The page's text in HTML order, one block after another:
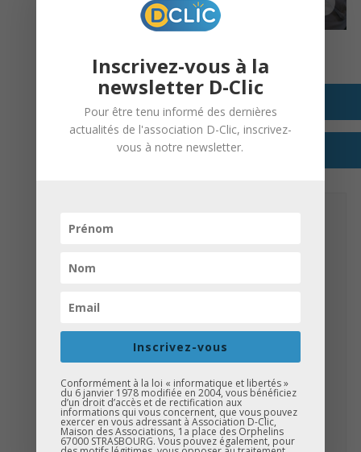
+ GOOGLE AGENDA
+ EXPORTER VERS ICAL
Time:
Catégorie d’Évènement:
ORGANISATEUR
Association D-Clic
Phone:
03.69.14.46.82
Website:
http://www.dclic.asso.fr/actions/caravane-de-
Inscrivez-vous à la
newsletter D-Clic
Pour être tenu informé des dernières
actualités de l'association D-Clic, inscrivez-
vous à notre newsletter.
Inscrivez-vous
Conformément à la loi « informatique et libertés »
du 6 janvier 1978 modifiée en 2004, vous bénéficiez
d’un droit d’accès et de rectification aux
informations qui vous concernent, que vous pouvez
exercer en vous adressant à Association D-Clic,
Maison des Associations, 1a place des Orphelins
67000 STRASBOURG. Vous pouvez également, pour